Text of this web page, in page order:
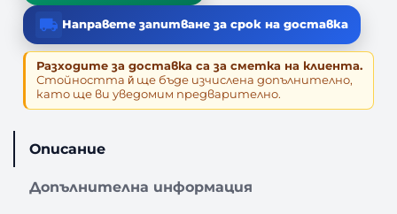
т
в
о
Ч
П
Щ
Направете запитване за срок на доставка
Разходите за доставка са за сметка на клиента.
Стойността й̆ ще бъде изчислена допълнително,
като ще ви уведомим предварително.
Описание
Допълнителна информация